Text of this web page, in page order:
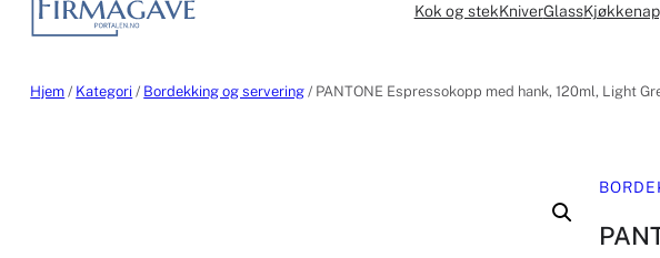
Kok og stekKniverGlass
Hjem / Kategori / Bordekking og servering / PANTONE Espressokopp med hank, 120ml, Light